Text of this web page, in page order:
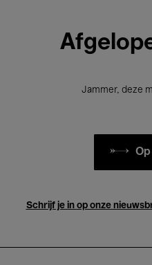
Jammer, deze
Op
Schrijf je in op onze